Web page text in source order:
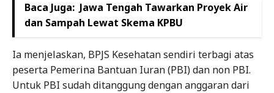
Baca Juga: Jawa Tengah Tawarkan Proyek Air
dan Sampah Lewat Skema KPBU
Ia menjelaskan, BPJS Kesehatan sendiri terbagi atas
peserta Pemerina Bantuan Iuran (PBI) dan non PBI.
Untuk PBI sudah ditanggung dengan anggaran dari